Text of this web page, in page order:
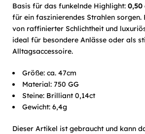
Basis für das funkelnde Highlight: 0,50
für ein faszinierendes Strahlen sorgen.
von raffinierter Schlichtheit und
ideal für besondere Anlässe oder als
Alltagsaccessoire.
Größe: ca. 47cm
Material: 750 GG
Steine: Brilliant 0,14ct
Gewicht: 6,4g
Dieser Artikel ist gebraucht und kann